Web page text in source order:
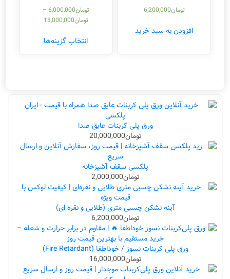
تومان6,200,000
افزودن به سبد خرید
تومان6,000,000
–
تومان13,000,000
انتخاب گزینه‌ها
ورق پلی کربنات عایق صدا
تومان20,000,000
پلکسی سقف آشپزخانه
تومان2,000,000
آینه نشکن چسبی متری (طلایی و نقره ای)
تومان6,200,000
ورق پلی کربنات نسوز / خوداطفا (Fire Retardant)
تومان16,000,000